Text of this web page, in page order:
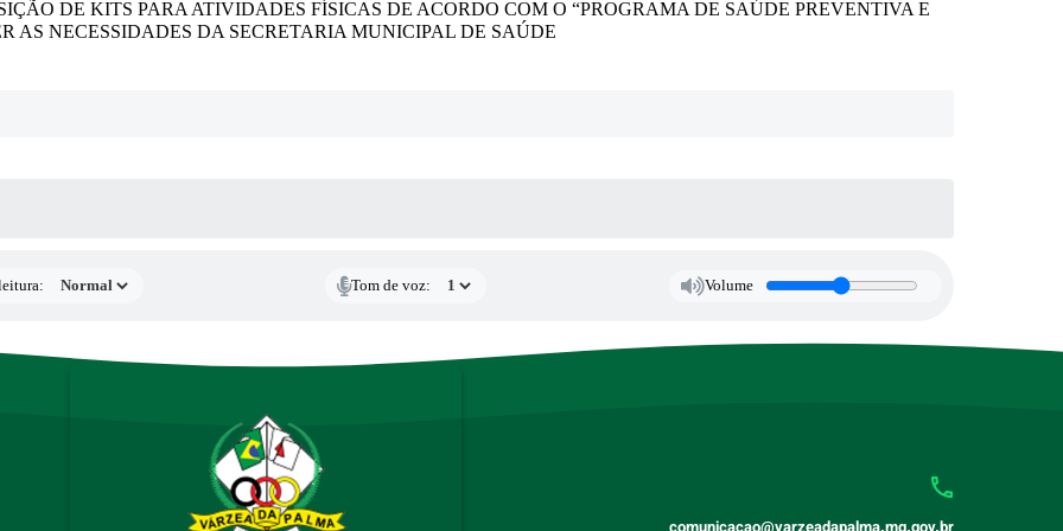
DE KITS PARA ATIVIDADES FÍSICAS DE ACORDO COM O “PROGRAMA DE SAÚDE PREVENTIVA E
AS NECESSIDADES DA SECRETARIA MUNICIPAL DE SAÚDE
Tom de voz: Volume